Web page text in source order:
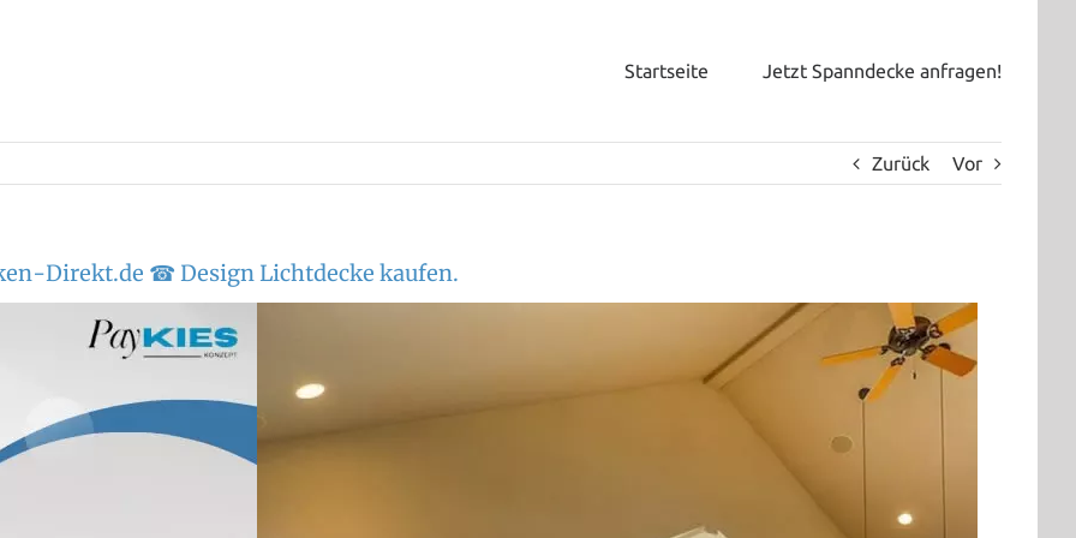
Startseite Jetzt Spanndecke anfragen!
Zurück Vor
Direkt.de ☎ Design Lichtdecke kaufen.